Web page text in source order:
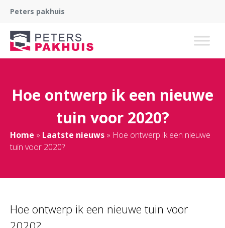
Peters pakhuis
Hoe ontwerp ik een nieuwe
tuin voor 2020?
Home » Laatste nieuws » Hoe ontwerp ik een nieuwe
tuin voor 2020?
Hoe ontwerp ik een nieuwe tuin voor